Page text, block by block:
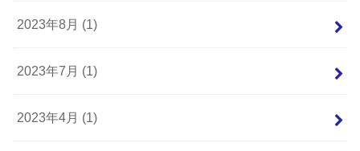
2023年8月 (1)
2023年7月 (1)
2023年4月 (1)